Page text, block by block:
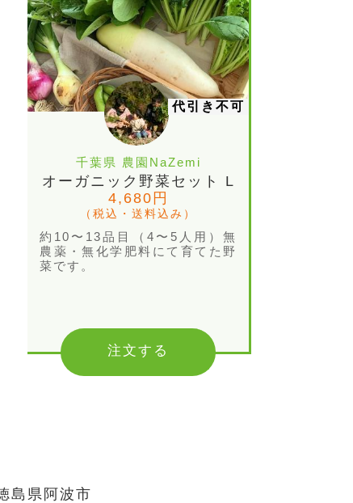
代引き不可
千葉県 農園NaZemi
オーガニック野菜セット L
4,680円
（税込・送料込み）
約10〜13品目（4〜5人用）無
農薬・無化学肥料にて育てた野
菜です。
注文する
島県阿波市